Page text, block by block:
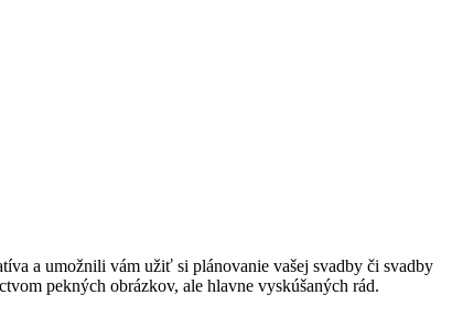
a umožnili vám užiť si plánovanie vašej svadby či svadby
pekných obrázkov, ale hlavne vyskúšaných rád.